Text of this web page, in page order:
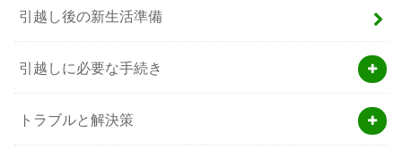
引越し後の新生活準備
引越しに必要な手続き
トラブルと解決策